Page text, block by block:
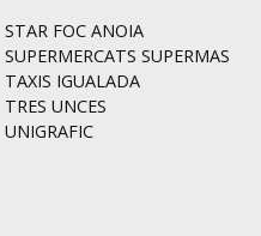
STAR FOC ANOIA
SUPERMERCATS SUPERMAS
TAXIS IGUALADA
TRES UNCES
UNIGRAFIC